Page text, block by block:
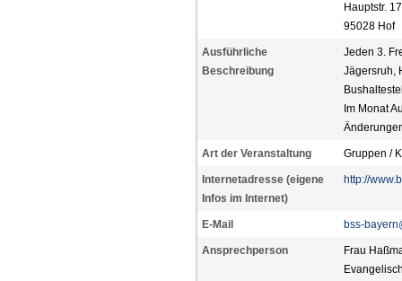
Hauptstr. 17
95028 Hof
Ausführliche
Beschreibung
Jeden 3.
Jägersruh,
Im Monat
Art der Veranstaltung Gruppen /
Internetadresse (eigene
Infos im Internet)
http://
E-Mail bss-
Ansprechperson
Frau